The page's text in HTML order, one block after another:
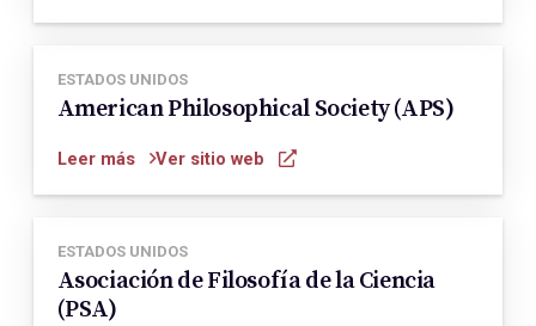
ESTADOS UNIDOS
American Philosophical Society (APS)
Leer más Ver sitio web
ESTADOS UNIDOS
Asociación de Filosofía de la Ciencia
(PSA)